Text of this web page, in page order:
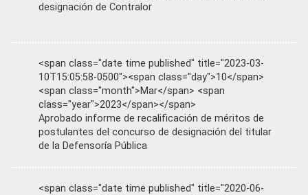
designación de Contralor
<span class="date time published" title="2023-03-
10T15:05:58-0500"><span class="day">10</span>
<span class="month">Mar</span> <span
class="year">2023</span></span>
Aprobado informe de recalificación de méritos de
postulantes del concurso de designación del titular
de la Defensoría Pública
<span class="date time published" title="2020-06-